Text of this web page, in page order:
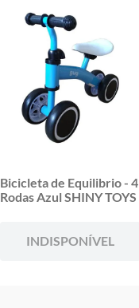
Bicicleta de Equilibrio - 4
Rodas Azul SHINY TOYS
INDISPONÍVEL